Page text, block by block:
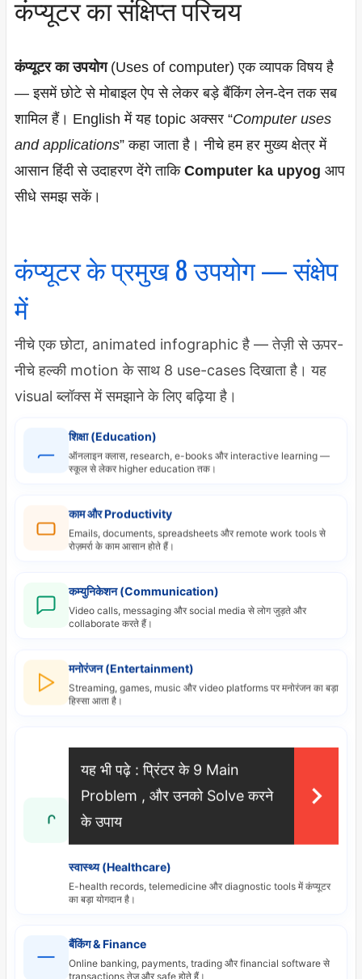
कंप्यूटर का संक्षिप्त परिचय
कंप्यूटर का उपयोग(Uses of computer) एक व्यापक विषय है
— इसमें छोटे से मोबाइल ऐप से लेकर बड़े बैंकिंग लेन-देन तक सब
शामिल हैं। English में यह topic अक्सर “Computer uses
and applications” कहा जाता है। नीचे हम हर मुख्य क्षेत्र में
आसान हिंदी से उदाहरण देंगे ताकि Computer ka upyog आप
सीधे समझ सकें।
कंप्यूटर के प्रमुख 8 उपयोग — संक्षेप
में
नीचे एक छोटा, animated infographic है — तेज़ी से ऊपर-
नीचे हल्की motion के साथ 8 use-cases दिखाता है। यह
visual ब्लॉक्स में समझाने के लिए बढ़िया है।
शिक्षा (Education)
ऑनलाइन क्लास, research, e-books और interactive learning —
स्कूल से लेकर higher education तक।
काम और Productivity
Emails, documents, spreadsheets और remote work tools से
रोज़मर्रा के काम आसान होते हैं।
कम्युनिकेशन (Communication)
Video calls, messaging और social media से लोग जुड़ते और
collaborate करते हैं।
मनोरंजन (Entertainment)
Streaming, games, music और video platforms पर मनोरंजन का बड़ा
हिस्सा आता है।
यह भी पढ़े : प्रिंटर के 9 Main
Problem , और उनको Solve करने
के उपाय
स्वास्थ्य (Healthcare)
E-health records, telemedicine और diagnostic tools में कंप्यूटर
का बड़ा योगदान है।
बैंकिंग & Finance
Online banking, payments, trading और financial software से
transactions तेज़ और safe होते हैं।